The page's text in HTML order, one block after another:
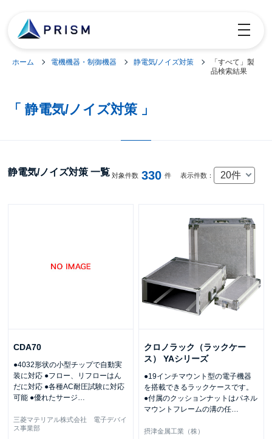
toggle
ホーム 電機機器・制御機器 静電気/ノイズ対策
「すべて」製
品検索結果
「 静電気/ノイズ対策 」
静電気/ノイズ対策 一覧 対象件数 330 件 表示件数： 20件
CDA70
●4032形状の小型チップで自動実
装に対応 ●フロー、リフローはん
だに対応 ●各種AC耐圧試験に対応
可能 ●優れたサージ…
三菱マテリアル株式会社 電子デバイ
ス事業部
クロノラック（ラックケー
ス） YAシリーズ
●19インチマウント型の電子機器
を搭載できるラックケースです。
●付属のクッションナットはパネル
マウントフレームの溝の任…
摂津金属工業（株）